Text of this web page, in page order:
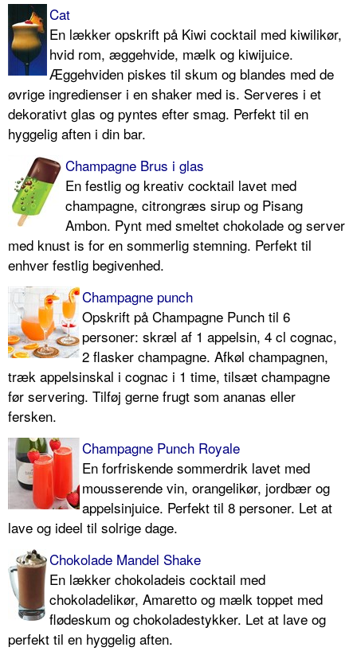
Cat
En lækker opskrift på Kiwi cocktail med kiwilikør,
hvid rom, æggehvide, mælk og kiwijuice.
Æggehviden piskes til skum og blandes med de
øvrige ingredienser i en shaker med is. Serveres i et
dekorativt glas og pyntes efter smag. Perfekt til en
hyggelig aften i din bar.
Champagne Brus i glas
En festlig og kreativ cocktail lavet med
champagne, citrongræs sirup og Pisang
Ambon. Pynt med smeltet chokolade og server
med knust is for en sommerlig stemning. Perfekt til
enhver festlig begivenhed.
Champagne punch
Opskrift på Champagne Punch til 6
personer: skræl af 1 appelsin, 4 cl cognac,
2 flasker champagne. Afkøl champagnen,
træk appelsinskal i cognac i 1 time, tilsæt champagne
før servering. Tilføj gerne frugt som ananas eller
fersken.
Champagne Punch Royale
En forfriskende sommerdrik lavet med
mousserende vin, orangelikør, jordbær og
appelsinjuice. Perfekt til 8 personer. Let at
lave og ideel til solrige dage.
Chokolade Mandel Shake
En lækker chokoladeis cocktail med
chokoladelikør, Amaretto og mælk toppet med
flødeskum og chokoladestykker. Let at lave og
perfekt til en hyggelig aften.